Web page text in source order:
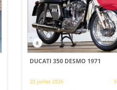
8
DUCATI 350 DESMO 1971
20 juillet 2026